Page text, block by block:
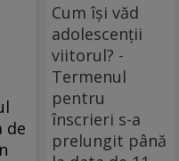
de
Cum își văd
adolescenții
viitorul? -
Termenul
pentru
înscrieri s-a
prelungit până